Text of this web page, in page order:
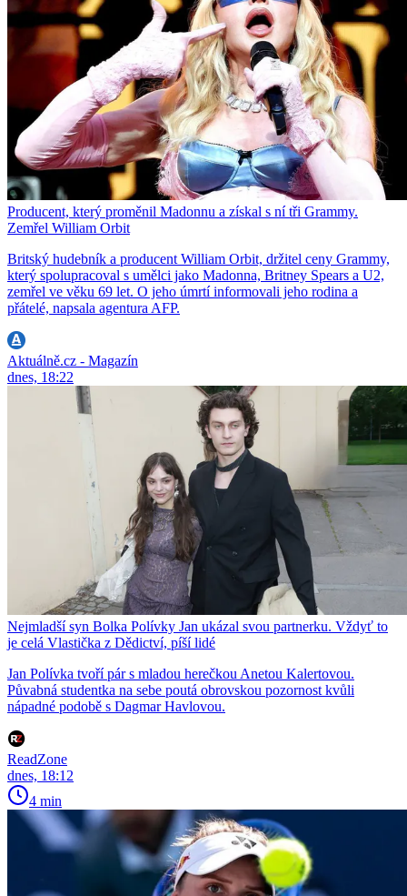
Producent, který proměnil Madonnu a získal s ní tři Grammy.
Zemřel William Orbit
Britský hudebník a producent William Orbit, držitel ceny Grammy,
který spolupracoval s umělci jako Madonna, Britney Spears a U2,
zemřel ve věku 69 let. O jeho úmrtí informovali jeho rodina a
přátelé, napsala agentura AFP.
Aktuálně.cz - Magazín
dnes, 18:22
Nejmladší syn Bolka Polívky Jan ukázal svou partnerku. Vždyť to
je celá Vlastička z Dědictví, píší lidé
Jan Polívka tvoří pár s mladou herečkou Anetou Kalertovou.
Půvabná studentka na sebe poutá obrovskou pozornost kvůli
nápadné podobě s Dagmar Havlovou.
ReadZone
dnes, 18:12
4 min